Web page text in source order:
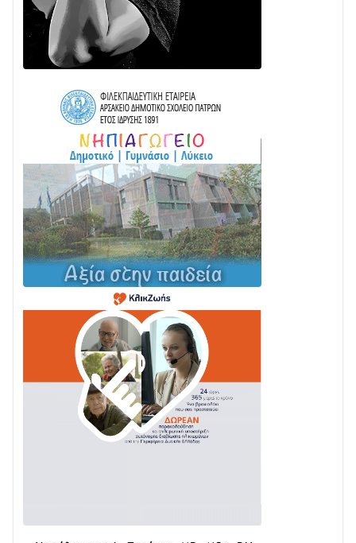
Διαβάστε την «Ναυπακτία» που κυκλοφορεί
24/07 • 11:31
Γιορτή της Τράτας 2026 | Ερατεινή Δωρίδας:
Παράδοση, Χορός & Γλέντι!
ΤΟ ΠΑΡΤΥ ΣΥΝΕΧΙΖΕΤΑΙ…
05/08 • 08:41
Στο σκοτάδι μεγάλο μέρος στο Λυγιά Ναυπάκτου
04/08 • 19:47
Σε τροχιά υλοποίησης η Παράκαμψη του Κέντρου
της Ναυπάκτου
04/08 • 12:08
Σε φουλ ρυθμούς το τμήμα Βόνιτσα – Άγιος Νικόλαος
| Αυτοψία Καββαδά
Με Αρχιερατική Λαμπρότητα η Πανήγυρη της
Μεταμορφώσεως του Σωτήρος στο Γολέμι
03/08 • 07:45
Ενισχύεται η Πολιτική Προστασία στο Δήμο Αγρινίου
με δύο νέα υδροφόρα οχήματα
02/08 • 18:26